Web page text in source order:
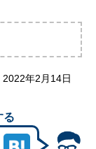
2022年2月14日
ェアする